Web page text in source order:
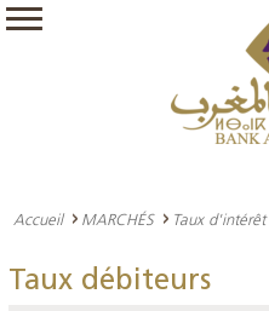
Accueil MARCHÉS Taux d'intérêt
Taux débiteurs